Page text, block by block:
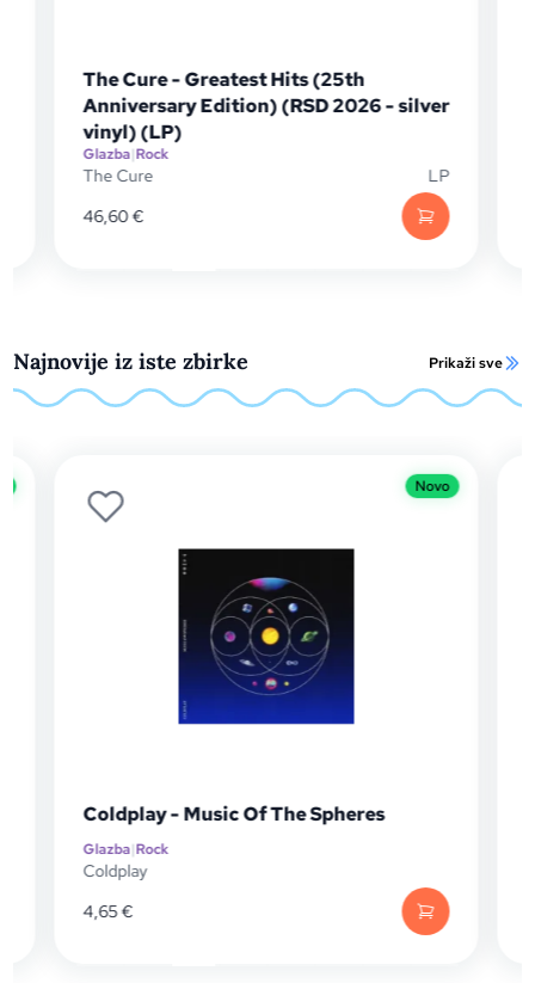
The Cure - Greatest Hits (25th
Anniversary Edition) (RSD 2026 - silver
vinyl) (LP)
Glazba|Rock
The Cure
46,60€
Najnovije iz iste zbirke Prikaži sve
Novo
Coldplay - Music Of The Spheres
Glazba|Rock
Coldplay
4,65€